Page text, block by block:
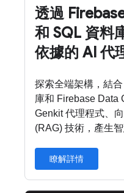
透過
和 SQL 資料
依據的 AI 代
探索全端架構，結
庫和 Firebase Data
Genkit 代理程式、
(RAG) 技術，產生
瞭解詳情